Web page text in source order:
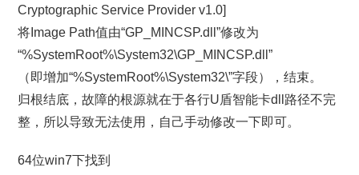
Cryptographic Service Provider v1.0]
将Image Path值由“GP_MINCSP.dll”修改为
“%SystemRoot%\System32\GP_MINCSP.dll”
（即增加“%SystemRoot%\System32\”字段），结束。
归根结底，故障的根源就在于各行U盾智能卡dll路径不完
整，所以导致无法使用，自己手动修改一下即可。
64位win7下找到